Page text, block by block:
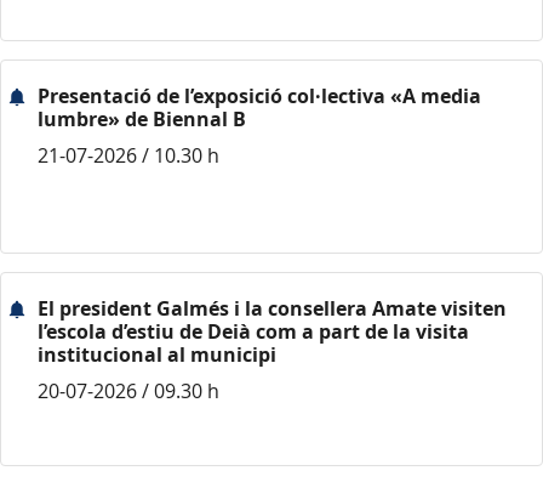
Presentació de l’exposició col·lectiva «A media
lumbre» de Biennal B
21-07-2026 / 10.30 h
El president Galmés i la consellera Amate visiten
l’escola d’estiu de Deià com a part de la visita
institucional al municipi
20-07-2026 / 09.30 h